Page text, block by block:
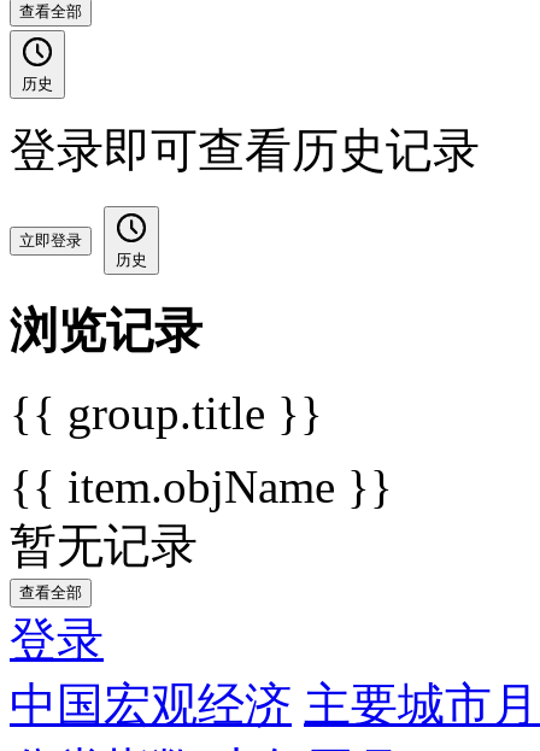
查看全部
历史
登录即可查看历史记录
立即登录
历史
浏览记录
{{ group.title }}
{{ item.objName }}
暂无记录
查看全部
登录
中国宏观经济 主要城市